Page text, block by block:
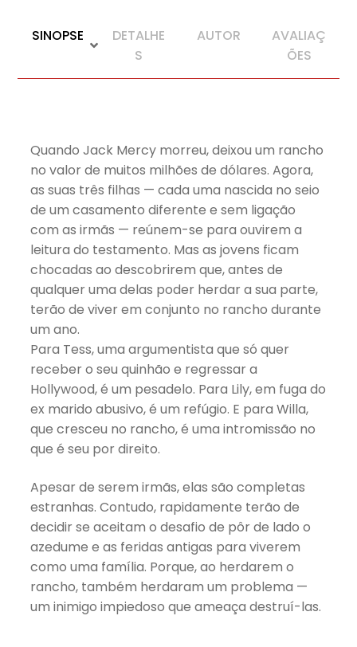
SINOPSE
DETALHE
S
AUTOR
AVALIAÇ
ÕES
Quando Jack Mercy morreu, deixou um rancho
no valor de muitos milhões de dólares. Agora,
as suas três filhas — cada uma nascida no seio
de um casamento diferente e sem ligação
com as irmãs — reúnem-se para ouvirem a
leitura do testamento. Mas as jovens ficam
chocadas ao descobrirem que, antes de
qualquer uma delas poder herdar a sua parte,
terão de viver em conjunto no rancho durante
um ano.
Para Tess, uma argumentista que só quer
receber o seu quinhão e regressar a
Hollywood, é um pesadelo. Para Lily, em fuga do
ex marido abusivo, é um refúgio. E para Willa,
que cresceu no rancho, é uma intromissão no
que é seu por direito.
Apesar de serem irmãs, elas são completas
estranhas. Contudo, rapidamente terão de
decidir se aceitam o desafio de pôr de lado o
azedume e as feridas antigas para viverem
como uma família. Porque, ao herdarem o
rancho, também herdaram um problema —
um inimigo impiedoso que ameaça destruí-las.